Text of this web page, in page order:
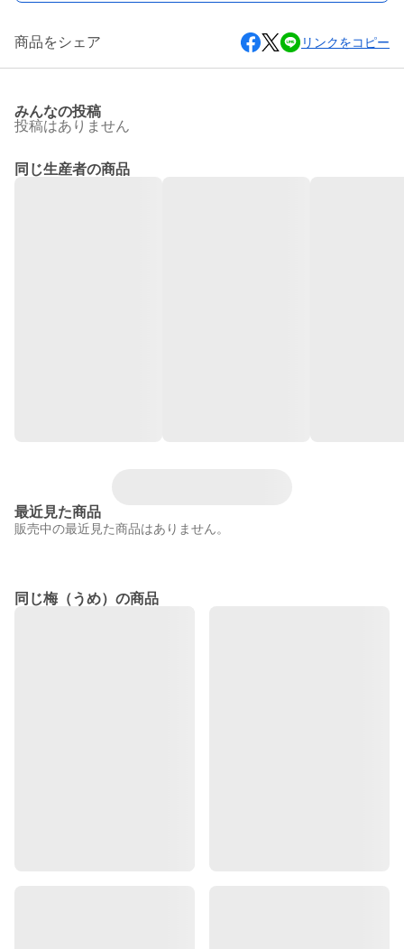
商品をシェア リンクをコピー
みんなの投稿
投稿はありません
同じ生産者の商品
最近見た商品
販売中の最近見た商品はありません。
同じ梅（うめ）の商品